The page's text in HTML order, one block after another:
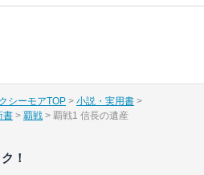
シーモアTOP
小説・実用書
書 覇戦 覇戦1 信長の遺産
！